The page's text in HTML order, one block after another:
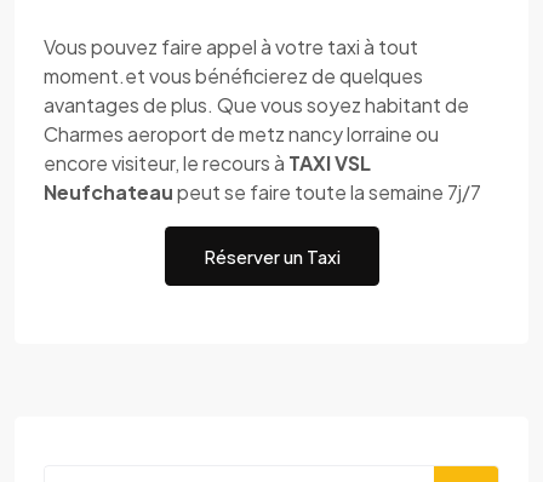
Vous pouvez faire appel à votre taxi à tout
moment.et vous bénéficierez de quelques
avantages de plus. Que vous soyez habitant de
Charmes aeroport de metz nancy lorraine ou
encore visiteur, le recours à TAXI VSL
Neufchateaupeut se faire toute la semaine 7j/7
Réserver un Taxi